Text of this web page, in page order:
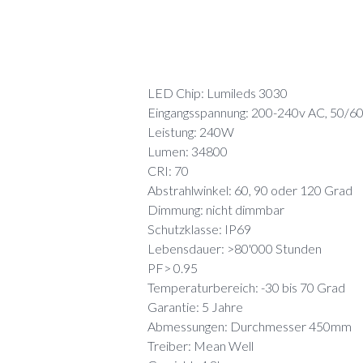
LED Chip: Lumileds 3030
Eingangsspannung: 200-240v AC, 50/
Leistung: 240W
Lumen: 34800
CRI: 70
Abstrahlwinkel: 60, 90 oder 120 Grad
Dimmung: nicht dimmbar
Schutzklasse: IP69
Lebensdauer: >80'000 Stunden
PF> 0.95
Temperaturbereich: -30 bis 70 Grad
Garantie: 5 Jahre
Abmessungen: Durchmesser 450mm
Treiber: Mean Well